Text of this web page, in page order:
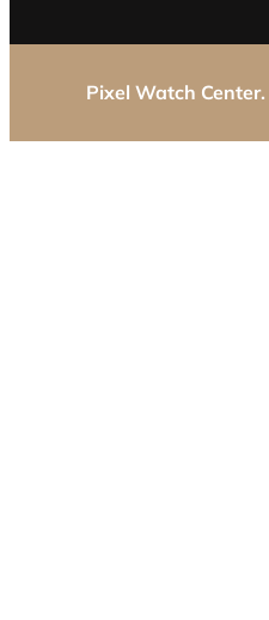
Pixel Watch Center.